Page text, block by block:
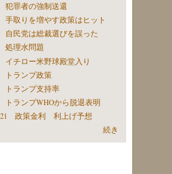
犯罪者の強制送還
手取りを増やす政策はヒット
自民党は総裁選びを誤った
処理水問題
イチロー米野球殿堂入り
トランプ政策
トランプ支持率
トランプWHOから脱退表明
21 政策金利 利上げ予想
続き